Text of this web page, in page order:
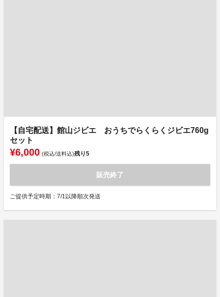
【自宅配送】館山ジビエ おうちでらくらくジビエ760g
セット
¥6,000 (税込/送料込)残り5
販売終了
ご提供予定時期：7/1以降順次発送